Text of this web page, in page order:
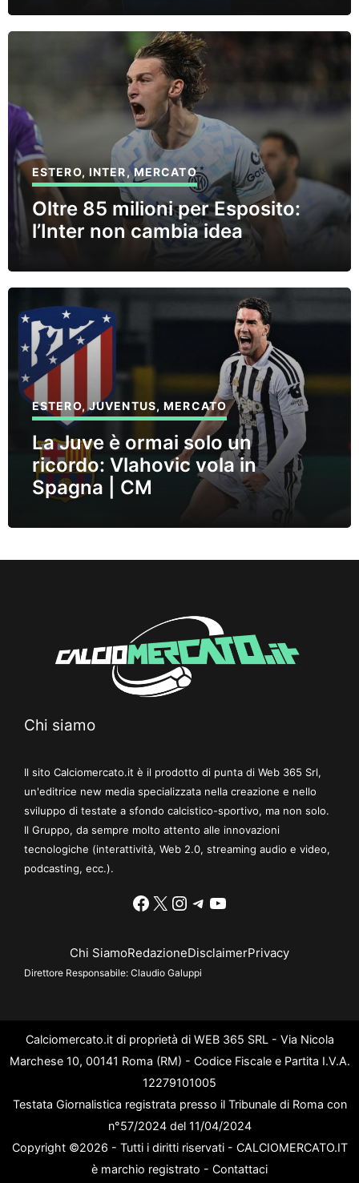
ESTERO, INTER,MERCATO
Oltre 85 milioni per Esposito:
l’Inter non cambia idea
ESTERO, JUVENTUS,MERCATO
La Juve è ormai solo un
ricordo: Vlahovic vola in
Spagna | CM
Chi siamo
Il sito Calciomercato.it è il prodotto di punta di Web 365 Srl,
un'editrice new media specializzata nella creazione e nello
sviluppo di testate a sfondo calcistico-sportivo, ma non solo.
Il Gruppo, da sempre molto attento alle innovazioni
tecnologiche (interattività, Web 2.0, streaming audio e video,
podcasting, ecc.).
Facebook
X Instagram
Telegram
YouTube
Chi SiamoRedazioneDisclaimerPrivacy
Direttore Responsabile: Claudio Galuppi
Calciomercato.it di proprietà di WEB 365 SRL - Via Nicola
Marchese 10, 00141 Roma (RM) - Codice Fiscale e Partita I.V.A.
12279101005
Testata Giornalistica registrata presso il Tribunale di Roma con
n°57/2024 del 11/04/2024
Copyright ©2026 - Tutti i diritti riservati - CALCIOMERCATO.IT
è marchio registrato - Contattaci